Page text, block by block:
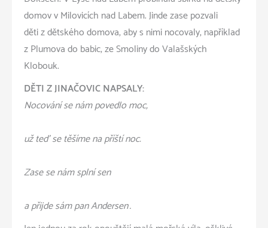
domov v Milovicích nad Labem. Jinde zase pozvali
děti z dětského domova, aby s nimi nocovaly, například
z Plumova do babic, ze Smoliny do Valašských
Klobouk.
DĚTI Z JINAČOVIC NAPSALY:
Nocování se nám povedlo moc,
už teď se těšíme na příští noc.
Zase se nám splní sen
a přijde sám pan Andersen…